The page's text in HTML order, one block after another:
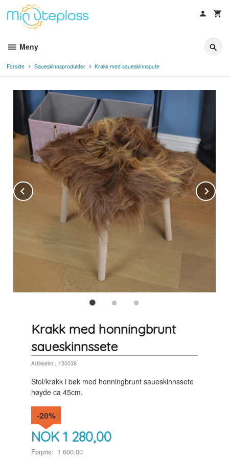
innholdet
Meny
Forside Saueskinnsprodukter Krakk med saueskinnspute
Prev
Krakk med honningbrunt
saueskinnssete
Artikkelnr.: 150038
Stol/krakk i bøk med honningbrunt saueskinnssete
høyde ca 45cm.
NOK 1 280,00
Førpris: 1 600,00
-20%